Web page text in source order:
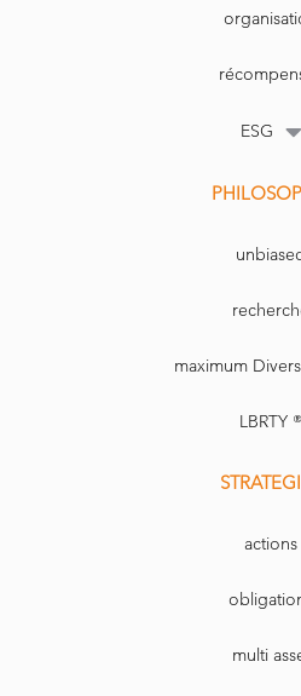
ESG
maximum
LBRTY ®
actions
multi